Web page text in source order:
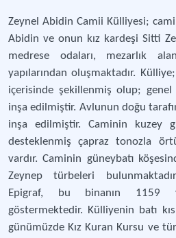
Zeynel Abidin Camii Külliyesi;
Abidin ve onun kız kardeşi Sitti
medrese odaları, mezarlık
yapılarından oluşmaktadır.
içerisinde şekillenmiş olup; genel
inşa edilmiştir. Avlunun doğu
inşa edilmiştir. Caminin kuzey
desteklenmiş çapraz tonozla
vardır. Caminin güneybatı
Zeynep türbeleri bulunmaktadır.
Epigraf, bu binanın 1159
göstermektedir. Külliyenin batı
günümüzde Kız Kuran Kursu ve